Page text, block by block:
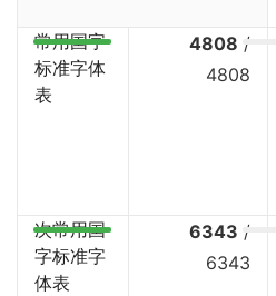
常用国字
标准字体
表
4808 /
4808
次常用国
字标准字
体表
6343 /
6343